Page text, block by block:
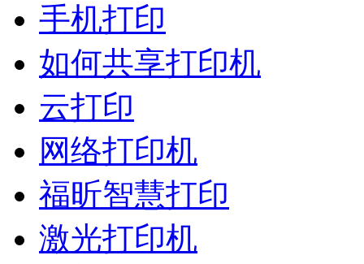
手机打印
如何共享打印机
云打印
网络打印机
福昕智慧打印
激光打印机